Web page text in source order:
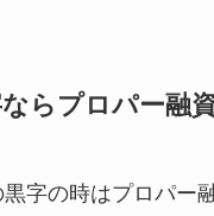
らプロパー融
字の時はプロパー